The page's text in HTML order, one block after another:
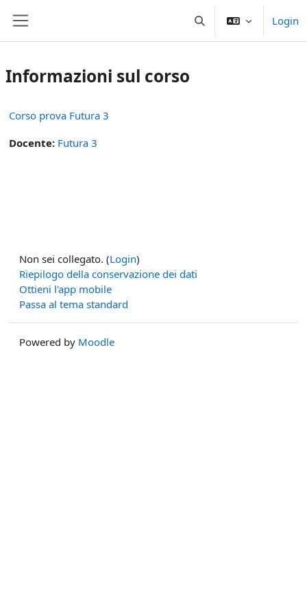
Attiva/disattiva input di
Login
Informazioni sul corso
Corso prova Futura 3
Docente: Futura 3
Non sei collegato. (Login)
Riepilogo della conservazione dei dati
Ottieni l'app mobile
Passa al tema standard
Powered by Moodle